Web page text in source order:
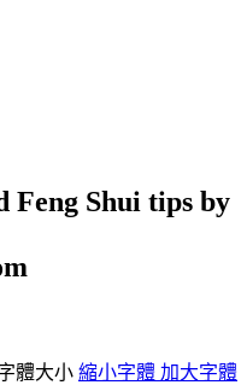
Feng Shui tips by
體大小 縮小字體 加大字體